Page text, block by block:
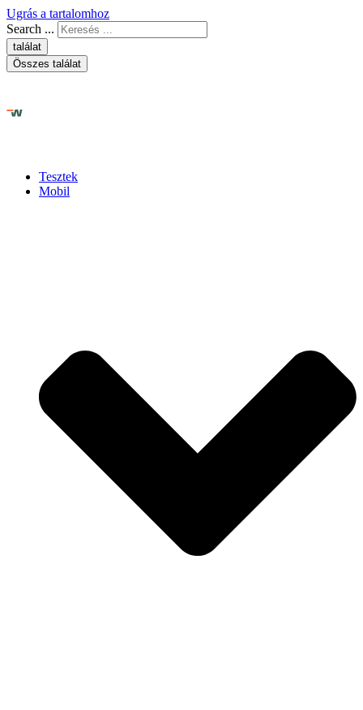
Ugrás a tartalomhoz
Search ...
találat
Összes találat
Tesztek
Mobil